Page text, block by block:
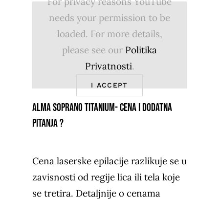
needs your permission to be
loaded. For more details,
please see our Politika
Privatnosti.
I ACCEPT
Alma Soprano Titanium- cena i dodatna
pitanja ?
Cena laserske epilacije razlikuje se u
zavisnosti od regije lica ili tela koje
se tretira. Detaljnije o cenama